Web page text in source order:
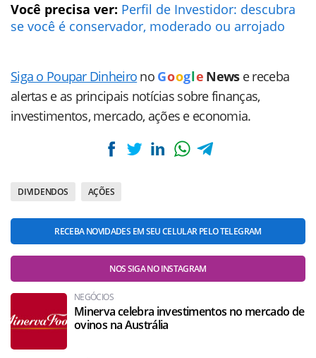
Você precisa ver: Perfil de Investidor: descubra
se você é conservador, moderado ou arrojado
Siga o Poupar Dinheiro no Goog le News e receba
alertas e as principais notícias sobre finanças,
investimentos, mercado, ações e economia.
DIVIDENDOS AÇÕES
RECEBA NOVIDADES EM SEU CELULAR PELO TELEGRAM
NOS SIGA NO INSTAGRAM
NEGÓCIOS
Minerva celebra investimentos no mercado de
ovinos na Austrália